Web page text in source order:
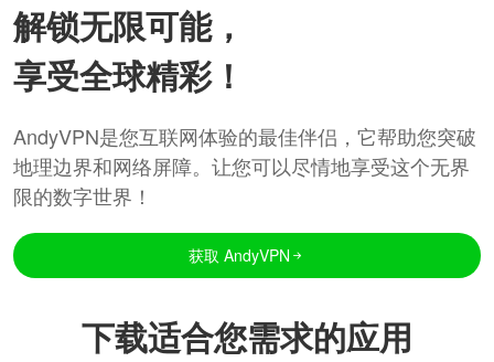
解锁无限可能，
享受全球精彩！
AndyVPN是您互联网体验的最佳伴侣，它帮助您突破
地理边界和网络屏障。让您可以尽情地享受这个无界
限的数字世界！
获取 AndyVPN
下载适合您需求的应用